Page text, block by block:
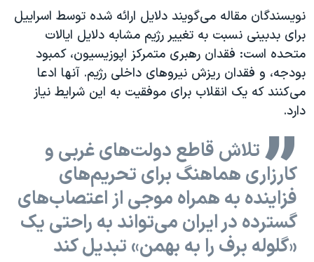
نویسندگان مقاله می‌گویند ‌دلایل ارائه شده توسط اسراییل
برای بدبینی نسبت به تغییر رژیم مشابه دلایل ایالات
متحده است: فقدان رهبری متمرکز اپوزیسیون، کمبود
بودجه، و فقدان ریزش نیروهای داخلی رژیم. آنها ادعا
می‌کنند که یک انقلاب برای موفقیت به این شرایط نیاز
دارد.
تلاش قاطع دولت‌های غربی و
کارزاری هماهنگ برای تحریم‌های
فزاینده به همراه موجی از اعتصاب‌های
گسترده در ایران می‌تواند به راحتی یک
«گلوله برف را به بهمن» تبدیل کند